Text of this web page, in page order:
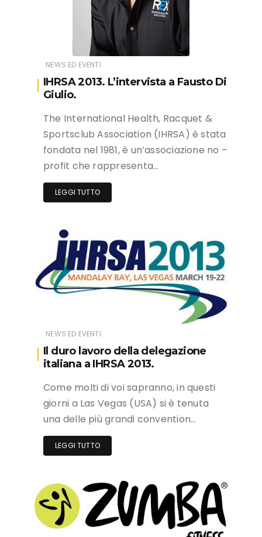
NEWS ED EVENTI
IHRSA 2013. L’intervista a Fausto Di
Giulio.
The International Health, Racquet &
Sportsclub Association (IHRSA) è stata
fondata nel 1981, è un’associazione no –
profit che rappresenta…
LEGGI TUTTO
NEWS ED EVENTI
Il duro lavoro della delegazione
italiana a IHRSA 2013.
Come molti di voi sapranno, in questi
giorni a Las Vegas (USA) si è tenuta
una delle più grandi convention…
LEGGI TUTTO